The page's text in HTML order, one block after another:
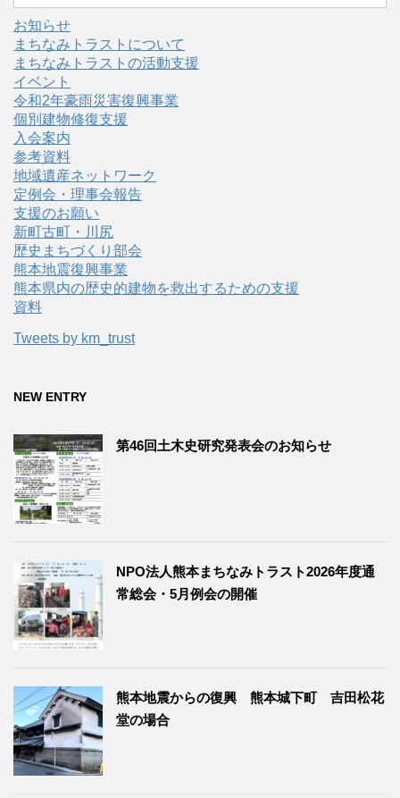
お知らせ
まちなみトラストについて
まちなみトラストの活動支援
イベント
令和2年豪雨災害復興事業
個別建物修復支援
入会案内
参考資料
地域遺産ネットワーク
定例会・理事会報告
支援のお願い
新町古町・川尻
歴史まちづくり部会
熊本地震復興事業
熊本県内の歴史的建物を救出するための支援
資料
Tweets by km_trust
NEW ENTRY
第46回土木史研究発表会のお知らせ
NPO法人熊本まちなみトラスト2026年度通
常総会・5月例会の開催
熊本地震からの復興 熊本城下町 吉田松花
堂の場合